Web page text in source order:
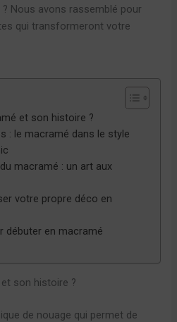
Nous avons rassemblé pour
qui transformeront votre
et son histoire ?
: le macramé dans le style
macramé : un art aux
votre propre déco en
débuter en macramé
son histoire ?
de nouage qui permet de